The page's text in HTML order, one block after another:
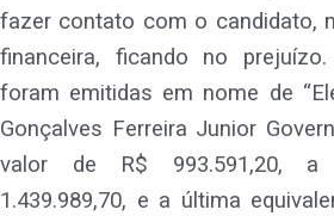
fazer contato com o candidato,
financeira, ficando no
foram emitidas em nome de
Gonçalves Ferreira Junior
valor de R$ 993.591,20,
1.439.989,70, e a última